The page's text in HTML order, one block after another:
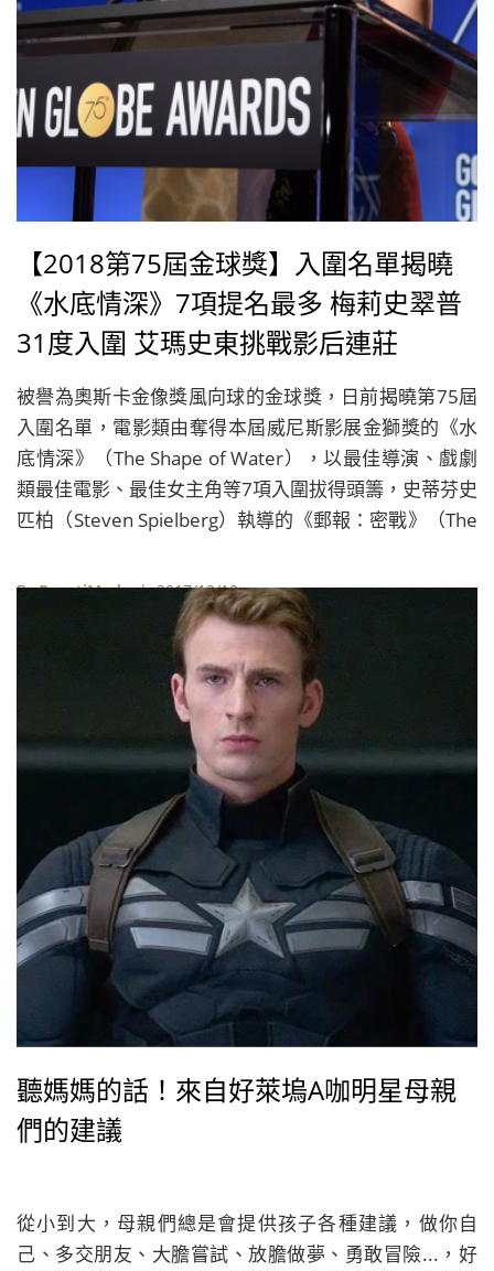
詮釋邱吉爾的蓋瑞歐德曼（Gary Oldman）。
【2018第75屆金球獎】入圍名單揭曉
《水底情深》7項提名最多 梅莉史翠普
31度入圍 艾瑪史東挑戰影后連莊
被譽為奧斯卡金像獎風向球的金球獎，日前揭曉第75屆
入圍名單，電影類由奪得本屆威尼斯影展金獅獎的《水
底情深》（The Shape of Water），以最佳導演、戲劇
類最佳電影、最佳女主角等7項入圍拔得頭籌，史蒂芬史
匹柏（Steven Spielberg）執導的《郵報：密戰》（The
（Martin McDonagh）《意外》（Three Billboards
Outside Ebbing, Missouri）也分別獲得了包括戲劇類最
佳電影在內的6項提名，緊追在後。
ByBeautiMode| 2017/12/12
聽媽媽的話！來自好萊塢A咖明星母親
們的建議
從小到大，母親們總是會提供孩子各種建議，做你自
己、多交朋友、大膽嘗試、放膽做夢、勇敢冒險...，好